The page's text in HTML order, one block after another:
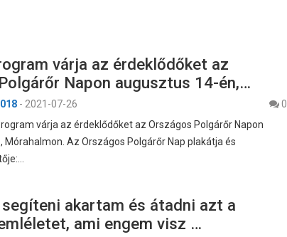
várja az érdeklődőket az
Napon augusztus 14-én,…
- 2021-07-26
0
várja az érdeklődőket az Országos Polgárőr Napon
Mórahalmon. Az Országos Polgárőr Nap plakátja és
akartam és átadni azt a
ami engem visz …